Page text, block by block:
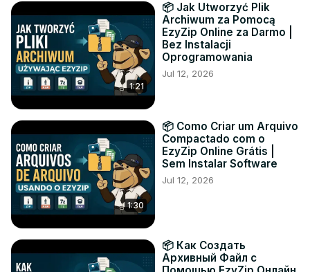
1:21
📦 Jak Utworzyć Plik
Archiwum za Pomocą
EzyZip Online za Darmo |
Bez Instalacji
Oprogramowania
Jul 12, 2026
1:30
📦 Como Criar um Arquivo
Compactado com o
EzyZip Online Grátis |
Sem Instalar Software
Jul 12, 2026
📦 Как Создать
Архивный Файл с